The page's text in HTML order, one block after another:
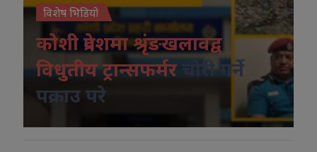
विशेष भिडियो
कोशी प्रदेशमा श्रृंङखलावद्व
विधुतीय ट्रान्सफर्मर
चोरी गर्ने
पक्राउ परे